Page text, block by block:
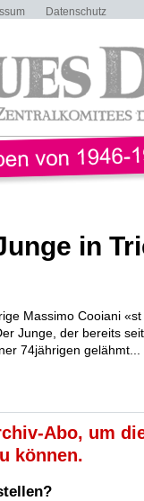
Datenschutz
in
Massimo Cooiani
Junge, der bereits
74jährigen gelähmt...
Abo, um
können.